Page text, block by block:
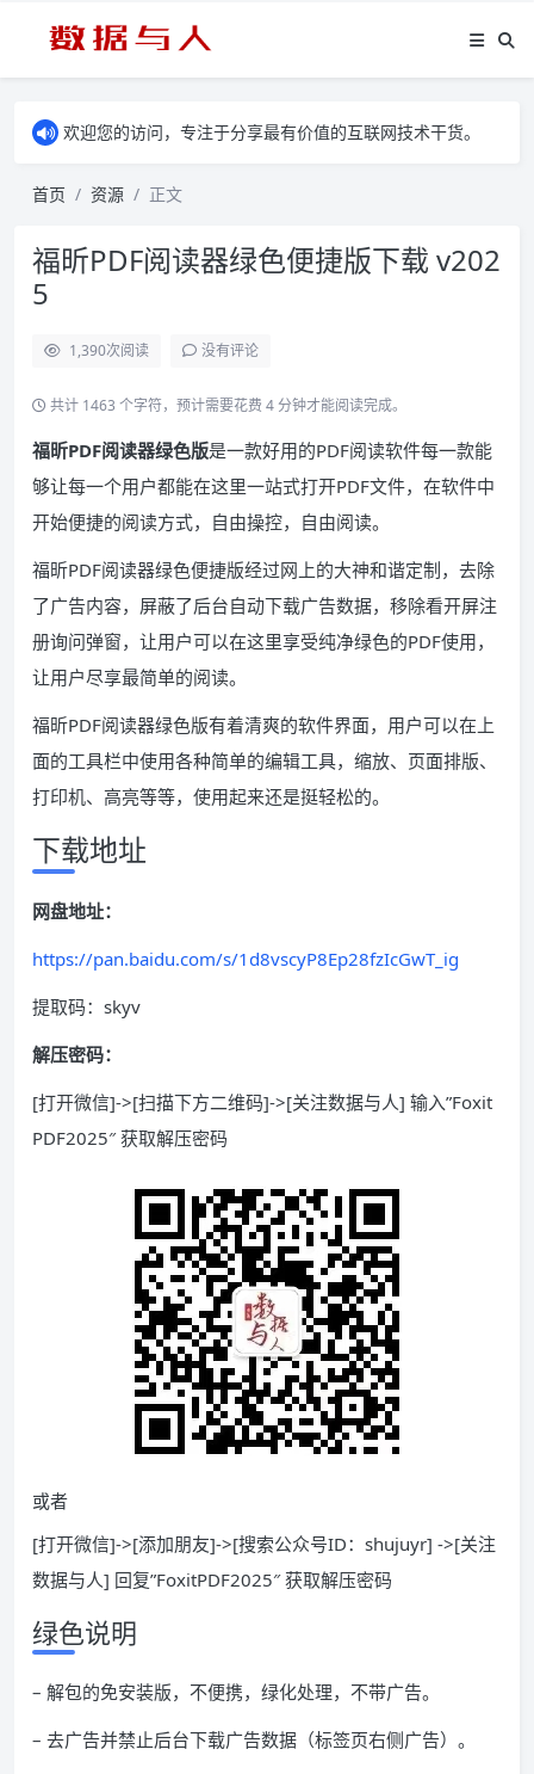
欢迎您的访问，专注于分享最有价值的互联网技术干货。
首页 资源 正文
福昕PDF阅读器绿色便捷版下载 v202
5
1,390次阅读 没有评论
共计 1463 个字符，预计需要花费 4 分钟才能阅读完成。
福昕PDF阅读器绿色版是一款好用的PDF阅读软件每一款能
够让每一个用户都能在这里一站式打开PDF文件，在软件中
开始便捷的阅读方式，自由操控，自由阅读。
福昕PDF阅读器绿色便捷版经过网上的大神和谐定制，去除
了广告内容，屏蔽了后台自动下载广告数据，移除看开屏注
册询问弹窗，让用户可以在这里享受纯净绿色的PDF使用，
让用户尽享最简单的阅读。
福昕PDF阅读器绿色版有着清爽的软件界面，用户可以在上
面的工具栏中使用各种简单的编辑工具，缩放、页面排版、
打印机、高亮等等，使用起来还是挺轻松的。
下载地址
网盘地址：
https://pan.baidu.com/s/1d8vscyP8Ep28fzIcGwT_ig
提取码：skyv
解压密码：
[打开微信]->[扫描下方二维码]->[关注数据与人] 输入”Foxit
PDF2025″ 获取解压密码
或者
[打开微信]->[添加朋友]->[搜索公众号ID：shujuyr] ->[关注
数据与人] 回复”FoxitPDF2025″ 获取解压密码
绿色说明
– 解包的免安装版，不便携，绿化处理，不带广告。
– 去广告并禁止后台下载广告数据（标签页右侧广告）。